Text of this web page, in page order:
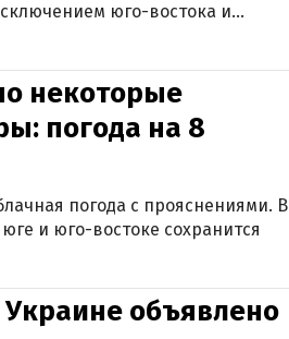
юго-востока и
некоторые
погода на 8
погода с прояснениями. В
и юго-востоке сохранится
объявлено